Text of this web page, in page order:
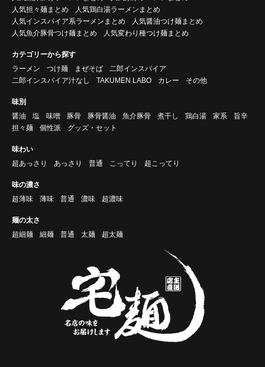
人気担々麺まとめ
人気鶏白湯ラーメンまとめ
人気インスパイア系ラーメンまとめ
人気醤油つけ麺まとめ
人気魚介豚骨つけ麺まとめ
人気変わり種つけ麺まとめ
カテゴリーから探す
ラーメン
つけ麺 まぜそば
二郎インスパイア
二郎インスパイア汁なし
TAKUMEN LABO カレー その他
味別
醤油
塩 味噌 豚骨 豚骨醤油 魚介豚骨 煮干し 鶏白湯 家系
旨辛
担々麺
個性派 グッズ・セット
味わい
超あっさり
あっさり 普通 こってり 超こってり
味の濃さ
超薄味
薄味 普通 濃味 超濃味
麺の太さ
超細麺
細麺 普通 太麺 超太麺